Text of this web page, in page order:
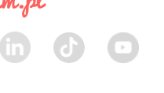
LinkedIn TikTok Youtube